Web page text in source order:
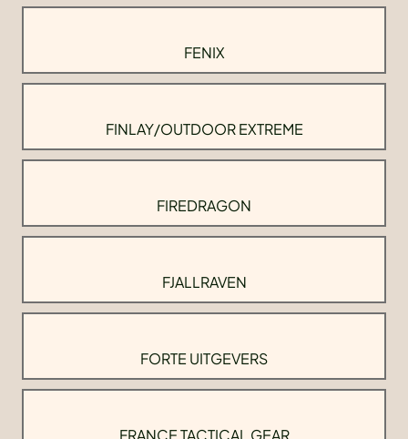
FENIX
FINLAY/OUTDOOR EXTREME
FIREDRAGON
FJALLRAVEN
FORTE UITGEVERS
FRANCE TACTICAL GEAR